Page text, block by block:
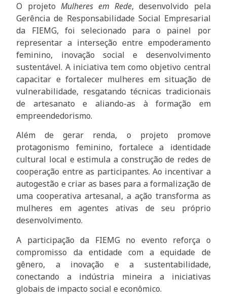
O projeto Mulheres em Rede, desenvolvido pela
Gerência de Responsabilidade Social Empresarial
da FIEMG, foi selecionado para o painel por
representar a interseção entre empoderamento
feminino, inovação social e desenvolvimento
sustentável. A iniciativa tem como objetivo central
capacitar e fortalecer mulheres em situação de
vulnerabilidade, resgatando técnicas tradicionais
de artesanato e aliando-as à formação em
empreendedorismo.
Além de gerar renda, o projeto promove
protagonismo feminino, fortalece a identidade
cultural local e estimula a construção de redes de
cooperação entre as participantes. Ao incentivar a
autogestão e criar as bases para a formalização de
uma cooperativa artesanal, a ação transforma as
mulheres em agentes ativas de seu próprio
desenvolvimento.
A participação da FIEMG no evento reforça o
compromisso da entidade com a equidade de
gênero, a inovação e a sustentabilidade,
conectando a indústria mineira a iniciativas
globais de impacto social e econômico.